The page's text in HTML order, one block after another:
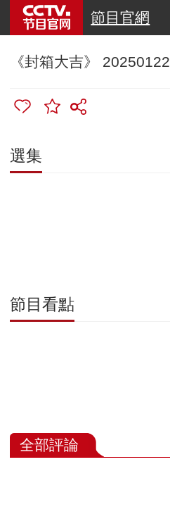
節目官網
《封箱大吉》 20250122
選集
節目看點
全部評論